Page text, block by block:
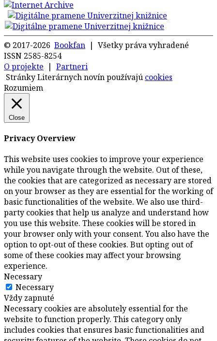
© 2017-2026 Bookfan | Všetky práva vyhradené
ISSN 2585-8254
O projekte | Partneri
Stránky Literárnych novín používajú cookies
Rozumiem
Close
Privacy Overview
This website uses cookies to improve your experience
while you navigate through the website. Out of these,
the cookies that are categorized as necessary are stored
on your browser as they are essential for the working of
basic functionalities of the website. We also use third-
party cookies that help us analyze and understand how
you use this website. These cookies will be stored in
your browser only with your consent. You also have the
option to opt-out of these cookies. But opting out of
some of these cookies may affect your browsing
experience.
Necessary
Necessary
Vždy zapnuté
Necessary cookies are absolutely essential for the
website to function properly. This category only
includes cookies that ensures basic functionalities and